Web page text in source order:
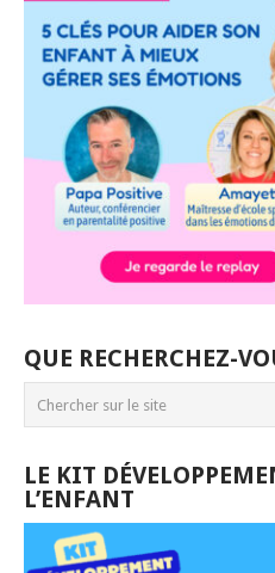
QUE RECHERCHEZ-
LE KIT
L’ENFANT